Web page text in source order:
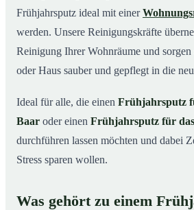
Frühjahrsputz ideal mit einer
werden. Unsere Reinigungskräfte
Reinigung Ihrer Wohnräume und
oder Haus sauber und gepflegt in die
Ideal für alle, die einen Frühjahrsputz
Baar oder einen Frühjahrsputz für
durchführen lassen möchten und dabei
Stress sparen wollen.
Was gehört zu einem